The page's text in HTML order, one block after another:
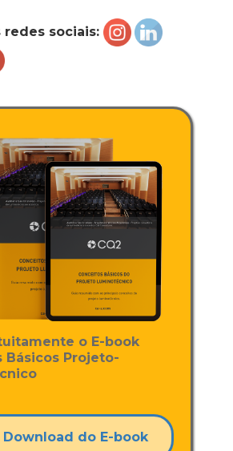
redes sociais:
o E-book
Básicos Projeto-
Download do E-book